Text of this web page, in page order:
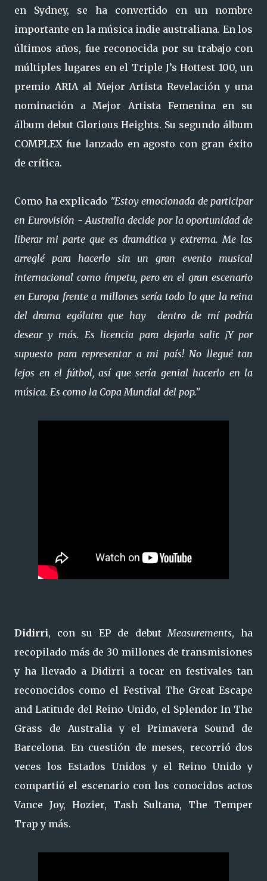
en Sydney, se ha convertido en un nombre
importante en la música indie australiana. En los
últimos años, fue reconocida por su trabajo con
múltiples lugares en el Triple J’s Hottest 100, un
premio ARIA al Mejor Artista Revelación y una
nominación a Mejor Artista Femenina en su
álbum debut Glorious Heights. Su segundo álbum
COMPLEX fue lanzado en agosto con gran éxito
de crítica.
Como ha explicado "Estoy emocionada de participar
en Eurovisión - Australia decide por la oportunidad de
liberar mi parte que es dramática y extrema. Me las
arreglé para hacerlo sin un gran evento musical
internacional como ímpetu, pero en el gran escenario
en Europa frente a millones sería todo lo que la reina
del drama ególatra que hay dentro de mí podría
desear y más. Es licencia para dejarla salir. ¡Y por
supuesto para representar a mi país! No llegué tan
lejos en el fútbol, ​​así que sería genial hacerlo en la
música. Es como la Copa Mundial del pop."
Didirri, con su EP de debutMeasurements, ha
recopilado más de 30 millones de transmisiones
y ha llevado a Didirri a tocar en festivales tan
reconocidos como el Festival The Great Escape
and Latitude del Reino Unido, el Splendor In The
Grass de Australia y el Primavera Sound de
Barcelona. En cuestión de meses, recorrió dos
veces los Estados Unidos y el Reino Unido y
compartió el escenario con los conocidos actos
Vance Joy, Hozier, Tash Sultana, The Temper
Trap y más.